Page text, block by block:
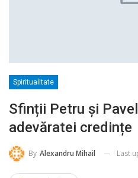
Spiritualitate
Sfinții Petru și
adevăratei credințe
By Alexandru Mihail Last